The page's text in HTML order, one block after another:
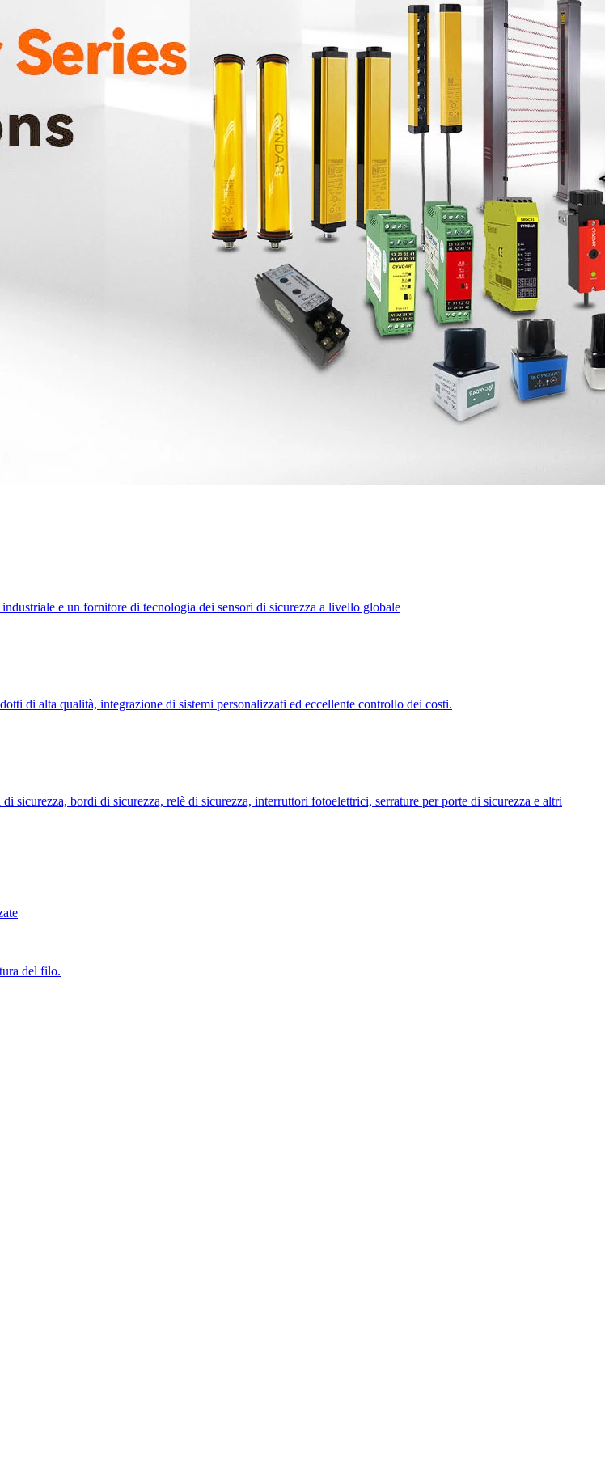
e un fornitore di tecnologia dei sensori di sicurezza a livello globale
di alta qualità, integrazione di sistemi personalizzati ed eccellente controllo dei costi.
sicurezza, bordi di sicurezza, relè di sicurezza, interruttori fotoelettrici, serrature per porte di sicurezza e altri